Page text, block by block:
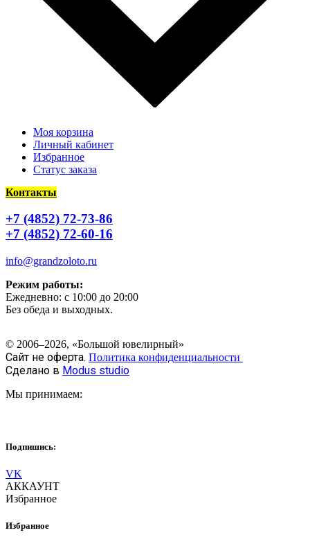
Моя корзина
Личный кабинет
Избранное
Статус заказа
Контакты
+7 (4852) 72-73-86
+7 (4852) 72-60-16
info@grandzoloto.ru
Режим работы:
Ежедневно: с 10:00 до 20:00
Без обеда и выходных.
© 2006–2026, «Большой ювелирный»
Сайт не оферта. Политика конфиденциальности
Сделано в Modus studio
Мы принимаем:
Подпишись:
VK
АККАУНТ
Избранное
Избранное